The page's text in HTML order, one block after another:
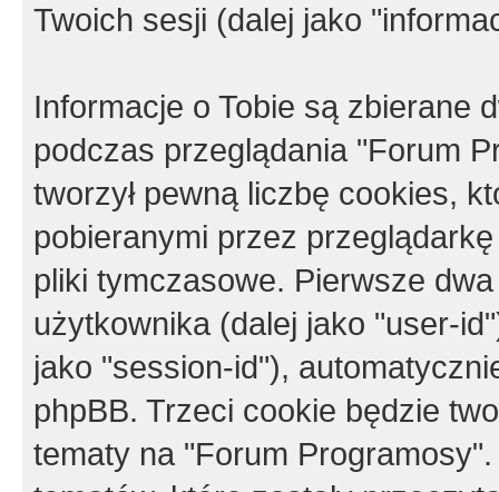
Twoich sesji (dalej jako
Informacje o Tobie są zbierane
podczas przeglądania "Forum
tworzył pewną liczbę cookies,
pobieranymi przez
pliki tymczasowe. Pierwsze
użytkownika (dalej jako "user-
jako "session-id"),
phpBB. Trzeci cookie będzie
tematy na "Forum